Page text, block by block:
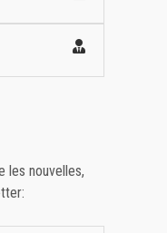
les nouvelles,